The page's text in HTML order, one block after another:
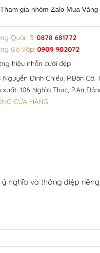
Tham gia nhóm Zalo Mua Vàng
Quận 3: 0878 681772
Gò Vấp: 0909 902072
hiệu nhẫn cưới đẹp
Nguyễn Đình Chiểu, P.Bàn Cờ,
106 Nghĩa Thục, P.An
CỬA HÀNG
nghĩa và thông điệp